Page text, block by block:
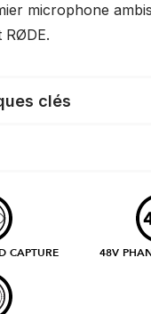
microphone
RØDE.
clés
CAPTURE 48V